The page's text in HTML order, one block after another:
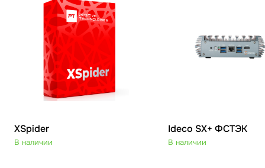
XSpider
В наличии
Ideco SX+ ФСТЭК
В наличии